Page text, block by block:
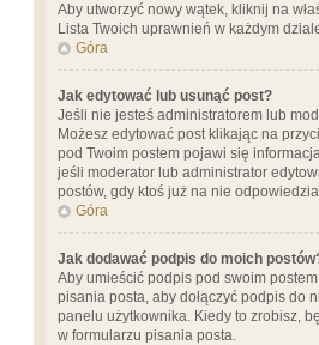
Aby utworzyć nowy wątek, kliknij na
Lista Twoich uprawnień w każdym
Góra
Jak edytować lub usunąć post?
Jeśli nie jesteś administratorem lub
Możesz edytować post klikając na
pod Twoim postem pojawi się
jeśli moderator lub administrator
postów, gdy ktoś już na nie
Góra
Jak dodawać podpis do moich
Aby umieścić podpis pod swoim
pisania posta, aby dołączyć podpis do
panelu użytkownika. Kiedy to zrobisz,
w formularzu pisania posta.